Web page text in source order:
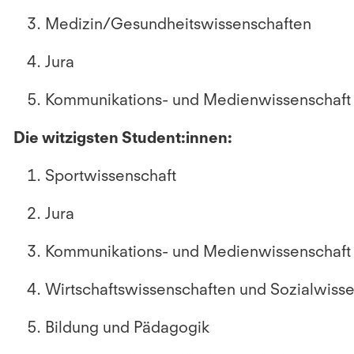
Medizin/Gesundheitswissenschaften
Jura
Kommunikations- und Medienwissenschaft
Die witzigsten Student:innen:
Sportwissenschaft
Jura
Kommunikations- und Medienwissenschaft
Wirtschaftswissenschaften und
Bildung und Pädagogik